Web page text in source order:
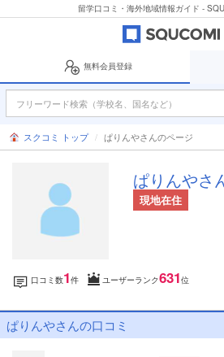
留学口コミ・海外地域情報ガイド -
無料会員登録
スクコミ トップ ぱりんやさんのページ
ぱりんやさ
現地在住
口コミ数1件 ユーザーランク631位
ぱりんやさんの口コミ